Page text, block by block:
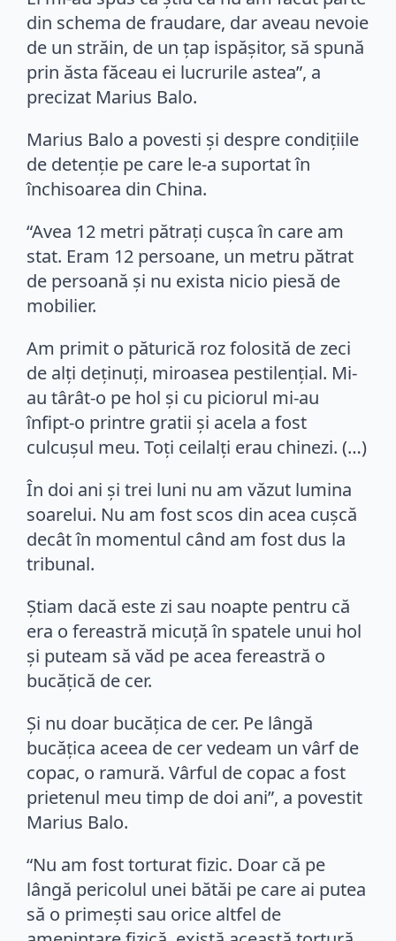
din schema de fraudare, dar aveau nevoie
de un străin, de un ţap ispăşitor, să spună
prin ăsta făceau ei lucrurile astea”, a
precizat Marius Balo.
Marius Balo a povesti şi despre condiţiile
de detenție pe care le-a suportat în
închisoarea din China.
“Avea 12 metri pătraţi cuşca în care am
stat. Eram 12 persoane, un metru pătrat
de persoană şi nu exista nicio piesă de
mobilier.
Am primit o păturică roz folosită de zeci
de alţi deţinuţi, miroasea pestilenţial. Mi-
au târât-o pe hol şi cu piciorul mi-au
înfipt-o printre gratii şi acela a fost
culcuşul meu. Toţi ceilalți erau chinezi. (…)
În doi ani şi trei luni nu am văzut lumina
soarelui. Nu am fost scos din acea cuşcă
decât în momentul când am fost dus la
tribunal.
Ştiam dacă este zi sau noapte pentru că
era o fereastră micuţă în spatele unui hol
şi puteam să văd pe acea fereastră o
bucăţică de cer.
Şi nu doar bucăţica de cer. Pe lângă
bucăţica aceea de cer vedeam un vârf de
copac, o ramură. Vârful de copac a fost
prietenul meu timp de doi ani”, a povestit
Marius Balo.
“Nu am fost torturat fizic. Doar că pe
lângă pericolul unei bătăi pe care ai putea
să o primeşti sau orice altfel de